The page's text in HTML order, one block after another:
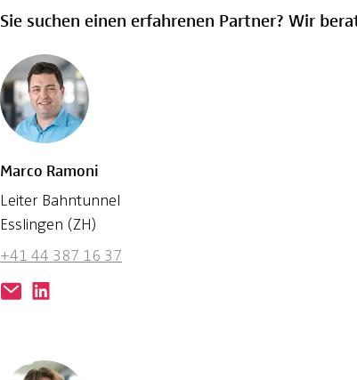
Sie suchen einen erfahrenen Partner? Wir
Marco Ramoni
Leiter Bahntunnel
Esslingen (ZH)
+41 44 387 16 37